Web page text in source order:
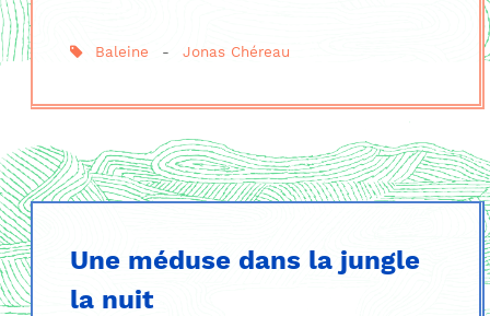
Baleine - Jonas Chéreau
Une méduse dans la jungle
la nuit